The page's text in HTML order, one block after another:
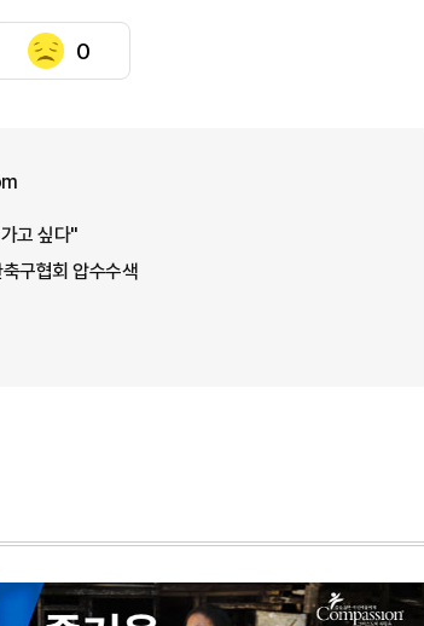
0
고 싶다"
구협회 압수수색